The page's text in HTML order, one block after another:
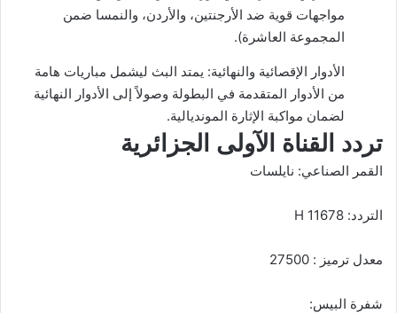
مواجهات قوية ضد الأرجنتين، والأردن، والنمسا ضمن
المجموعة العاشرة).
الأدوار الإقصائية والنهائية: يمتد البث ليشمل مباريات هامة
من الأدوار المتقدمة في البطولة وصولاً إلى الأدوار النهائية
لضمان مواكبة الإثارة المونديالية.
تردد القناة الآولى الجزائرية
القمر الصناعي: نايلسات
التردد: 11678 H
معدل ترميز : 27500
شفرة البيس: